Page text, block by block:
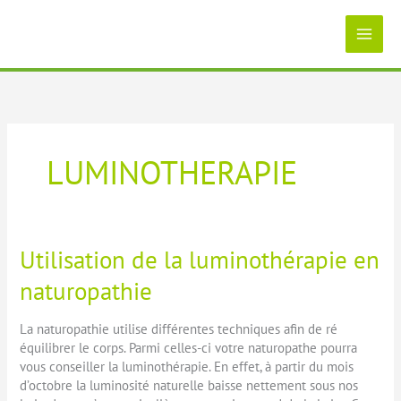
LUMINOTHERAPIE
Utilisation de la luminothérapie en
naturopathie
La naturopathie utilise différentes techniques afin de ré
équilibrer le corps. Parmi celles-ci votre naturopathe pourra
vous conseiller la luminothérapie. En effet, à partir du mois
d’octobre la luminosité naturelle baisse nettement sous nos